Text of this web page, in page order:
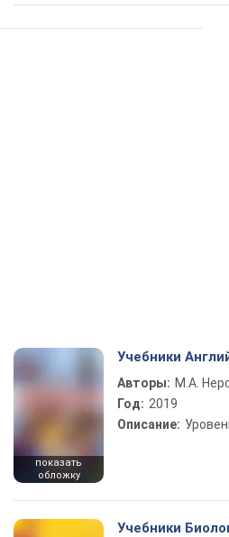
показать
обложку
Учебники
Авторы: М.А.
Год: 2019
Описание:
Учебники